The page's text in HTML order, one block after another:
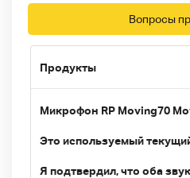
Вопросы
Продукты
Микрофон RP Moving70
Это используемый
Я подтвердил, что оба